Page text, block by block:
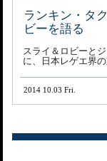
ランキン・タ
ビーを語る
スライ＆ロビーと
に、日本レゲエ界
2014 10.03 Fri.